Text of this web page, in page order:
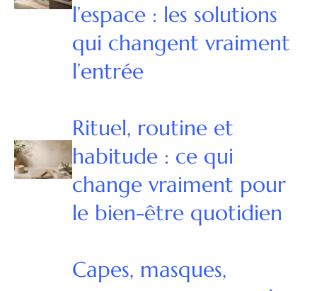
l’espace : les solutions
qui changent vraiment
l’entrée
Rituel, routine et
habitude : ce qui
change vraiment pour
le bien-être quotidien
Capes, masques,